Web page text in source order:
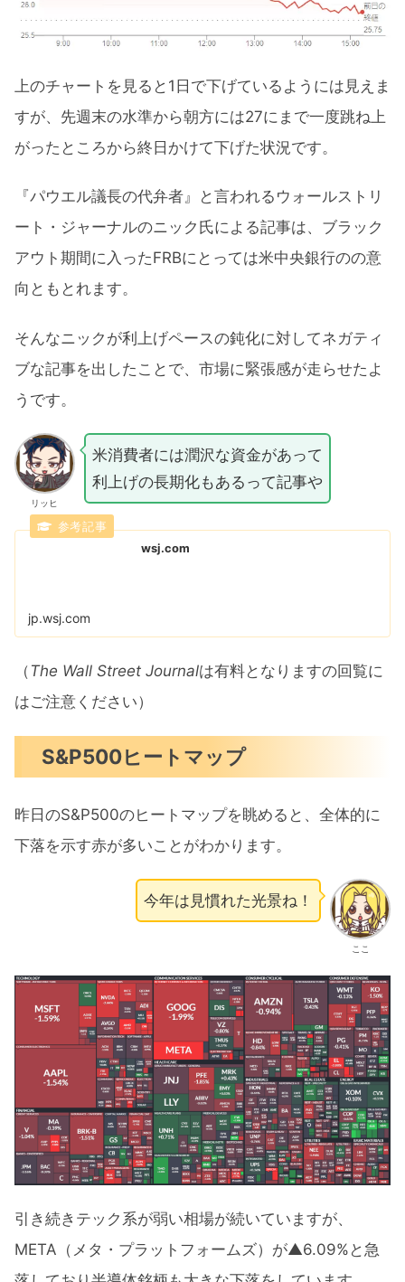
上のチャートを見ると1日で下げているようには見えま
すが、先週末の水準から朝方には27にまで一度跳ね上
がったところから終日かけて下げた状況です。
『パウエル議長の代弁者』と言われるウォールストリ
ート・ジャーナルのニック氏による記事は、ブラック
アウト期間に入ったFRBにとっては米中央銀行のの意
向ともとれます。
そんなニックが利上げペースの鈍化に対してネガティ
ブな記事を出したことで、市場に緊張感が走らせたよ
うです。
リッヒ
米消費者には潤沢な資金があって
利上げの長期化もあるって記事や
wsj.com
jp.wsj.com
（ The Wall Street Journalは有料となりますの回覧に
はご注意ください）
S&P500ヒートマップ
昨日のS&P500のヒートマップを眺めると、全体的に
下落を示す赤が多いことがわかります。
ここ
今年は見慣れた光景ね！
引き続きテック系が弱い相場が続いていますが、
META（メタ・プラットフォームズ）が▲6.09%と急